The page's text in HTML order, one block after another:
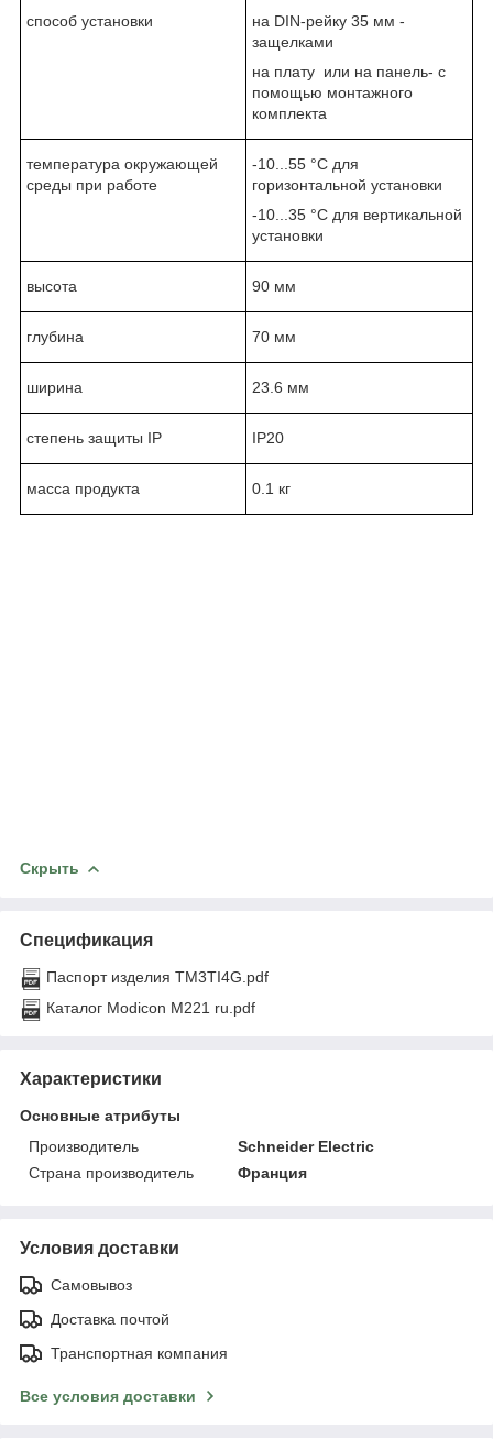
способ установки
на DIN-рейку 35 мм -
защелками
на плату или на панель- с
помощью монтажного
комплекта
температура окружающей
среды при работе
-10...55 °C для
горизонтальной установки
-10...35 °C для вертикальной
установки
высота 90 мм
глубина 70 мм
ширина 23.6 мм
степень защиты IP IP20
масса продукта 0.1 кг
Скрыть
Спецификация
Паспорт изделия TM3TI4G.pdf
Каталог Modicon M221 ru.pdf
Характеристики
Основные атрибуты
Производитель
Schneider Electric
Страна производитель
Франция
Условия доставки
Самовывоз
Доставка почтой
Транспортная компания
Все условия доставки